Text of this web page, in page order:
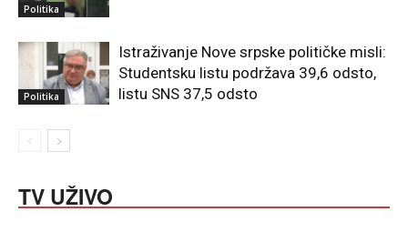
Politika
Politika
Istraživanje Nove srpske političke misli:
Studentsku listu podržava 39,6 odsto,
listu SNS 37,5 odsto
TV UŽIVO